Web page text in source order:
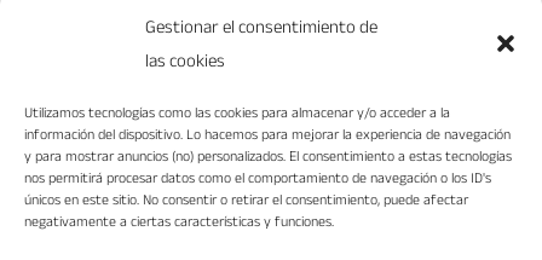
Gestionar el consentimiento de
las cookies
Utilizamos tecnologías como las cookies para almacenar y/o acceder a la
información del dispositivo. Lo hacemos para mejorar la experiencia de navegación
y para mostrar anuncios (no) personalizados. El consentimiento a estas tecnologías
nos permitirá procesar datos como el comportamiento de navegación o los ID's
únicos en este sitio. No consentir o retirar el consentimiento, puede afectar
negativamente a ciertas características y funciones.
Diseño para restaurantes